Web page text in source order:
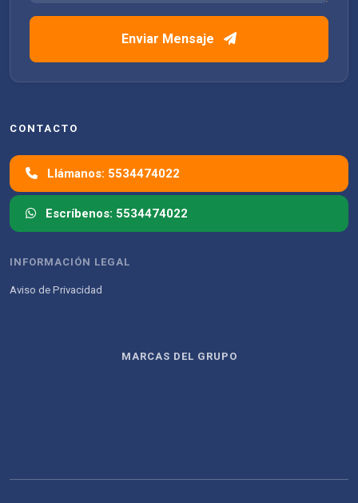
Enviar Mensaje
CONTACTO
Llámanos: 5534474022
Escríbenos: 5534474022
INFORMACIÓN LEGAL
Aviso de Privacidad
MARCAS DEL GRUPO